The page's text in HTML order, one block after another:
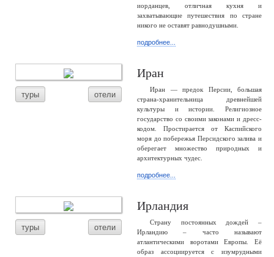
иорданцев, отличная кухня и
захватывающие путешествия по стране
никого не оставят равнодушными.
подробнее...
туры отели
Иран
Иран — предок Персии, большая
страна-хранительница древнейшей
культуры и истории. Религиозное
государство со своими законами и дресс-
кодом. Простирается от Каспийского
моря до побережья Персидского залива и
оберегает множество природных и
архитектурных чудес.
подробнее...
туры отели
Ирландия
Страну постоянных дождей –
Ирландию – часто называют
атлантическими воротами Европы. Её
образ ассоциируется с изумрудными